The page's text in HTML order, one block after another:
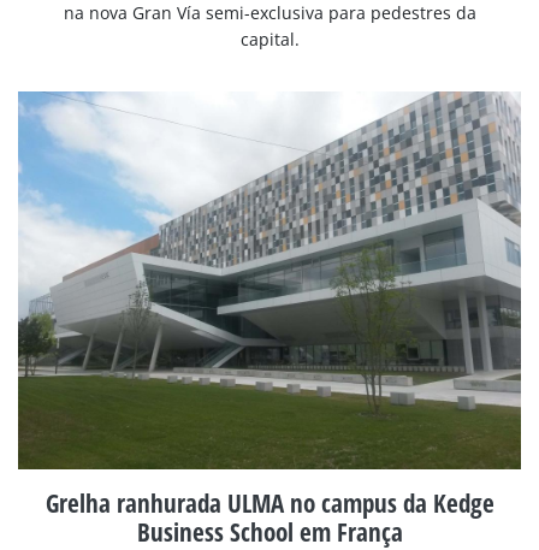
na nova Gran Vía semi-exclusiva para pedestres da
capital.
Grelha ranhurada ULMA no campus da Kedge
Business School em França